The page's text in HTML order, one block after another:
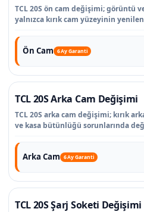
TCL 20S ön cam değişimi; görüntü
yalnızca kırık cam yüzeyinin
Ön Cam 6 Ay Garanti
TCL 20S Arka Cam Değişimi
TCL 20S arka cam değişimi; kırık
ve kasa bütünlüğü sorunlarında
Arka Cam 6 Ay Garanti
TCL 20S Şarj Soketi Değişimi